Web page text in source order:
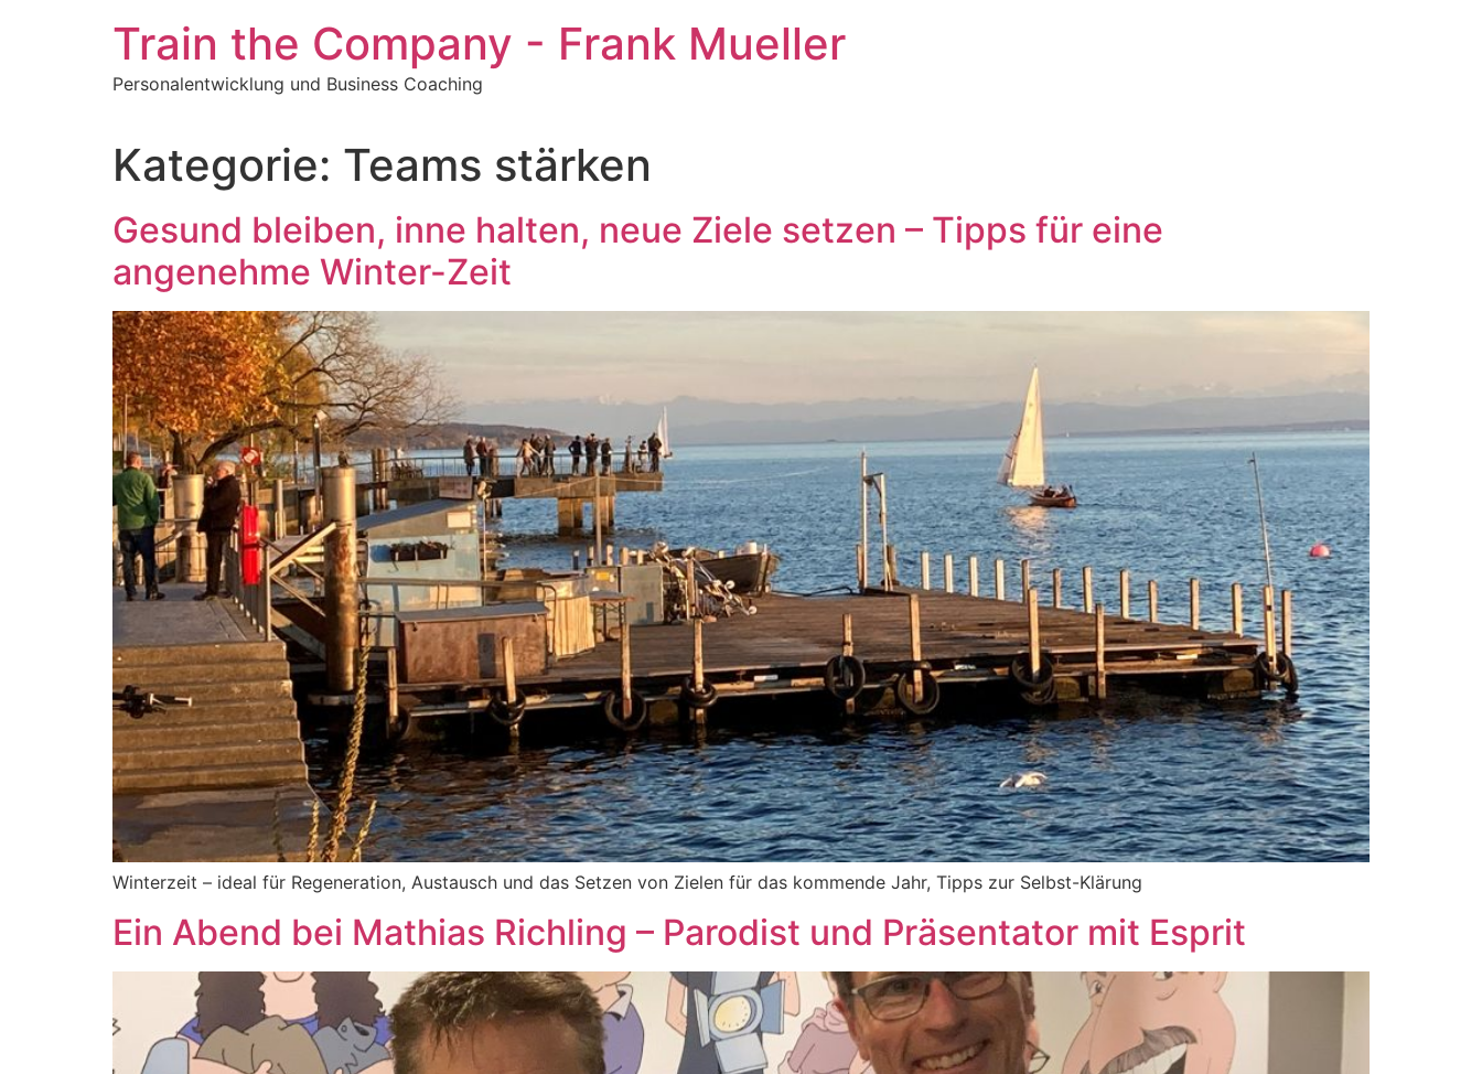
Train the Company - Frank Mueller
Personalentwicklung und Business Coaching
Kategorie: Teams stärken
Gesund bleiben, inne halten, neue Ziele setzen – Tipps für eine
angenehme Winter-Zeit
Winterzeit – ideal für Regeneration, Austausch und das Setzen von Zielen für das kommende Jahr, Tipps zur Selbst-Klärung
Ein Abend bei Mathias Richling – Parodist und Präsentator mit Esprit